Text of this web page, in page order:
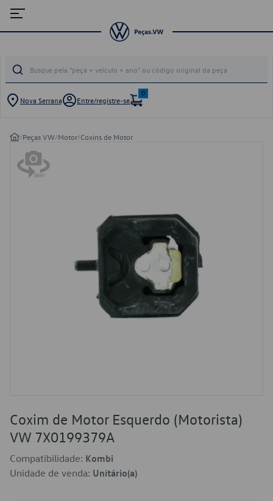
Nova Serrana Entre/registre-se
0
/Peças VW/Motor/Coxins de Motor
Coxim de Motor Esquerdo (Motorista)
VW 7X0199379A
Compatibilidade: Kombi
Unidade de venda: Unitário(a)